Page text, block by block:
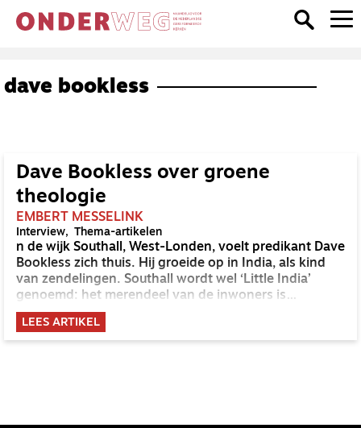
dave bookless
Dave Bookless over groene
theologie
EMBERT MESSELINK
Interview Thema-artikelen
n de wijk Southall, West-Londen, voelt predikant Dave
Bookless zich thuis. Hij groeide op in India, als kind
van zendelingen. Southall wordt wel ‘Little India’
genoemd: het merendeel van de inwoners is
afkomstig uit India. Hier ontdekte hij wat het is om je
roeping te vinden in de lokale gemeenschap, op de
plek waar je woont. Te midden van beton, drukte en
LEES ARTIKEL